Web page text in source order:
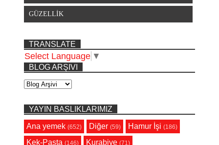
GÜZELLİK
TRANSLATE
Select Language ▼
BLOG ARŞIVI
YAYIN BASLIKLARIMIZ
Ana yemek (652) Diğer (59) Hamur İşi (186)
Kek-Pasta (146) Kurabiye (71)